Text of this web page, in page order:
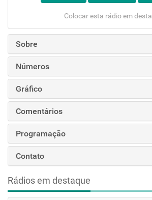
Colocar esta rádio em
Sobre
Números
Gráfico
Comentários
Programação
Contato
Rádios em destaque